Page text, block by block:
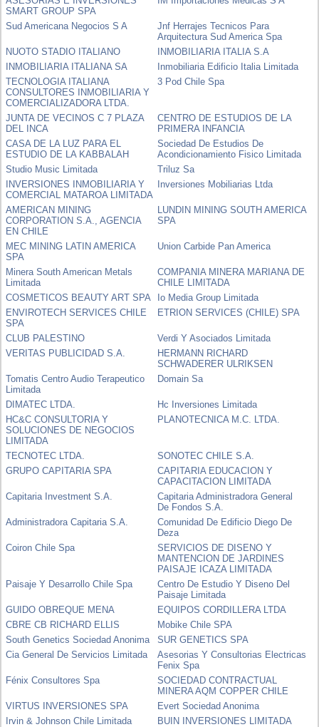
SMART GROUP SPA
Sud Americana Negocios S A
Jnf Herrajes Tecnicos Para
Arquitectura Sud America Spa
NUOTO STADIO ITALIANO
INMOBILIARIA ITALIA S.A
INMOBILIARIA ITALIANA SA
Inmobiliaria Edificio Italia Limitada
TECNOLOGIA ITALIANA
CONSULTORES INMOBILIARIA Y
COMERCIALIZADORA LTDA.
3 Pod Chile Spa
JUNTA DE VECINOS C 7 PLAZA
DEL INCA
CENTRO DE ESTUDIOS DE LA
PRIMERA INFANCIA
CASA DE LA LUZ PARA EL
ESTUDIO DE LA KABBALAH
Sociedad De Estudios De
Acondicionamiento Fisico Limitada
Studio Music Limitada
Triluz Sa
INVERSIONES INMOBILIARIA Y
COMERCIAL MATAROA LIMITADA
Inversiones Mobiliarias Ltda
AMERICAN MINING
CORPORATION S.A., AGENCIA
EN CHILE
LUNDIN MINING SOUTH AMERICA
SPA
MEC MINING LATIN AMERICA
SPA
Union Carbide Pan America
Minera South American Metals
Limitada
COMPANIA MINERA MARIANA DE
CHILE LIMITADA
COSMETICOS BEAUTY ART SPA
Io Media Group Limitada
ENVIROTECH SERVICES CHILE
SPA
ETRION SERVICES (CHILE) SPA
CLUB PALESTINO
Verdi Y Asociados Limitada
VERITAS PUBLICIDAD S.A.
HERMANN RICHARD
SCHWADERER ULRIKSEN
Tomatis Centro Audio Terapeutico
Limitada
Domain Sa
DIMATEC LTDA.
Hc Inversiones Limitada
HC&C CONSULTORIA Y
SOLUCIONES DE NEGOCIOS
LIMITADA
PLANOTECNICA M.C. LTDA.
TECNOTEC LTDA.
SONOTEC CHILE S.A.
GRUPO CAPITARIA SPA
CAPITARIA EDUCACION Y
CAPACITACION LIMITADA
Capitaria Investment S.A.
Capitaria Administradora General
De Fondos S.A.
Administradora Capitaria S.A.
Comunidad De Edificio Diego De
Deza
Coiron Chile Spa
SERVICIOS DE DISENO Y
MANTENCION DE JARDINES
PAISAJE ICAZA LIMITADA
Paisaje Y Desarrollo Chile Spa
Centro De Estudio Y Diseno Del
Paisaje Limitada
GUIDO OBREQUE MENA
EQUIPOS CORDILLERA LTDA
CBRE CB RICHARD ELLIS
Mobike Chile SPA
South Genetics Sociedad Anonima
SUR GENETICS SPA
Cia General De Servicios Limitada
Asesorias Y Consultorias Electricas
Fenix Spa
Fénix Consultores Spa
SOCIEDAD CONTRACTUAL
MINERA AQM COPPER CHILE
VIRTUS INVERSIONES SPA
Evert Sociedad Anonima
Irvin & Johnson Chile Limitada
BUIN INVERSIONES LIMITADA